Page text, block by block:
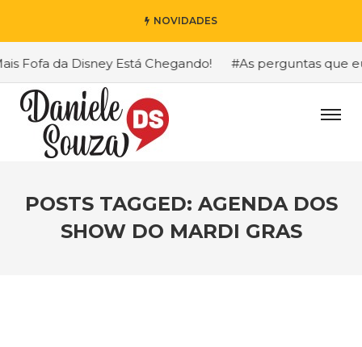
NOVIDADES
da Disney Está Chegando! #As perguntas que eu
POSTS TAGGED: AGENDA DOS
SHOW DO MARDI GRAS